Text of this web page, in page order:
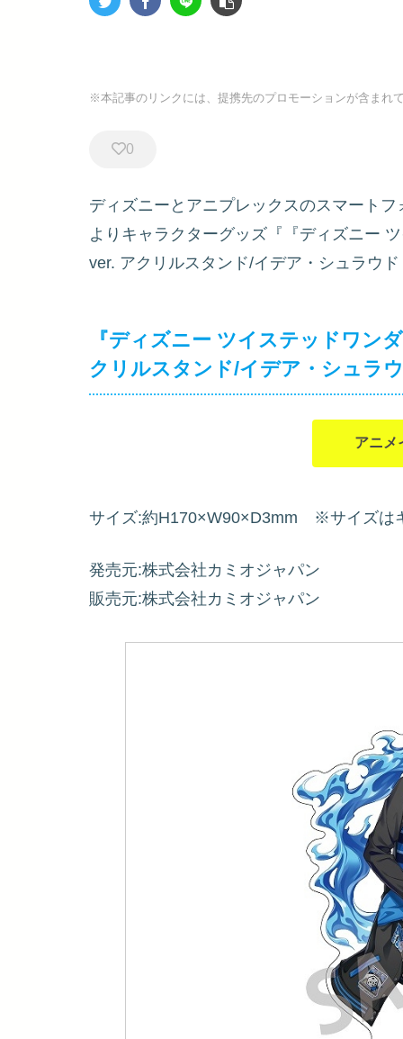
※本記事のリンクには、提携先のプロモーションが含まれ
0
ディズニーとアニプレックスのスマート
よりキャラクターグッズ『『ディズニー
ver. アクリルスタンド/イデア・シュラウド
『ディズニー ツイステッドワン
クリルスタンド/イデア・シュラ
アニメ
サイズ:約H170×W90×D3mm ※サイズは
発売元:株式会社カミオジャパン
販売元:株式会社カミオジャパン